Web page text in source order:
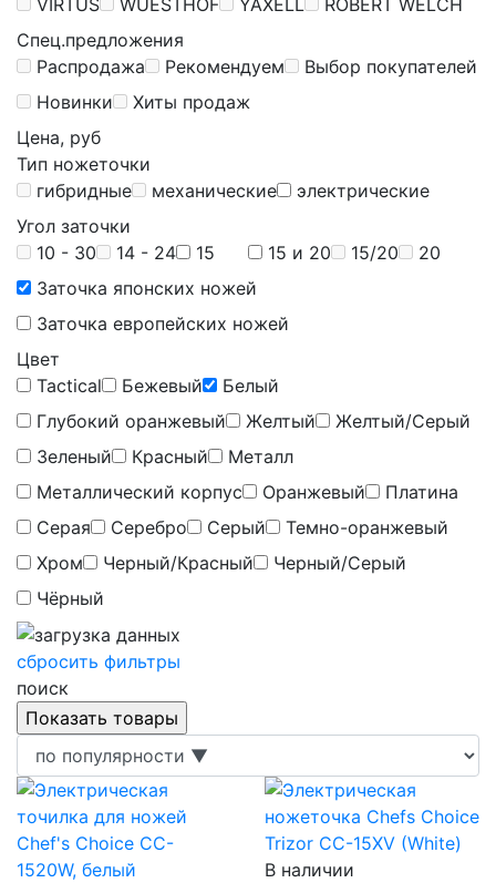
Спец.предложения
Распродажа
Рекомендуем
Выбор покупателей
Новинки
Хиты продаж
Цена, руб
Тип ножеточки
гибридные
механические
электрические
Угол заточки
10 - 30
14 - 24 15 15 и 20 15/20
20
Заточка японских ножей
Заточка европейских ножей
Цвет
Tactical
Бежевый
Белый
Глубокий оранжевый
Желтый
Желтый/Серый
Зеленый
Красный
Металл
Металлический корпус
Оранжевый
Платина
Серая
Серебро Серый
Темно-оранжевый
Хром
Черный/Красный
Черный/Серый
Чёрный
сбросить фильтры
поиск
В наличии